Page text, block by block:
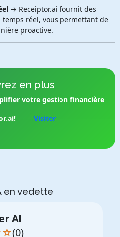
→ Receiptor.ai fournit des
temps réel, vous permettant de
proactive.
en plus
votre gestion financière
Visiter
en vedette
AI
(0)